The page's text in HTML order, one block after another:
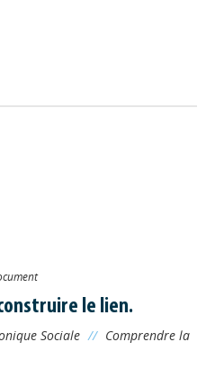
le lien.
Sociale // Comprendre la